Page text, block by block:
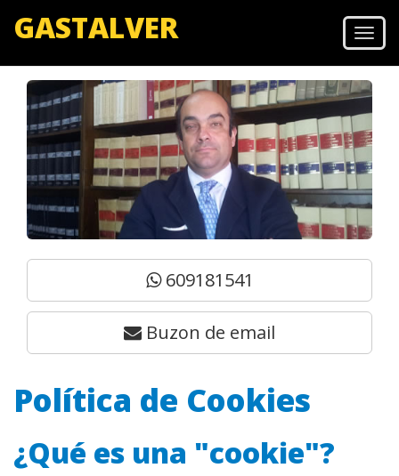
GASTALVER
609181541
Buzon de email
Política de Cookies
¿Qué es una "cookie"?